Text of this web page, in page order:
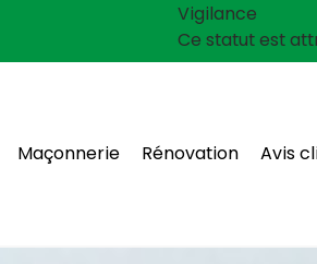
Vigilance
Ce statut est
Maçonnerie Rénovation Avis